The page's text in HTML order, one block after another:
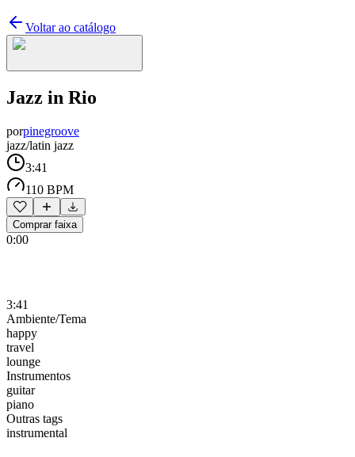
Voltar ao catálogo
Jazz in Rio
porpinegroove
jazz/latin jazz
3:41
110 BPM
Comprar faixa
0:00
3:41
Ambiente/Tema
happy
travel
lounge
Instrumentos
guitar
piano
Outras tags
instrumental